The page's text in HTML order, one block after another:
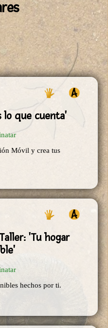
lo que cuenta'
Móvil y crea tus
Taller: 'Tu hogar
hechos por ti.